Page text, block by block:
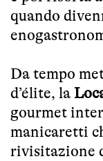
quando
Da tempo
d’élite, la
gourmet
manicaretti
rivisitazione